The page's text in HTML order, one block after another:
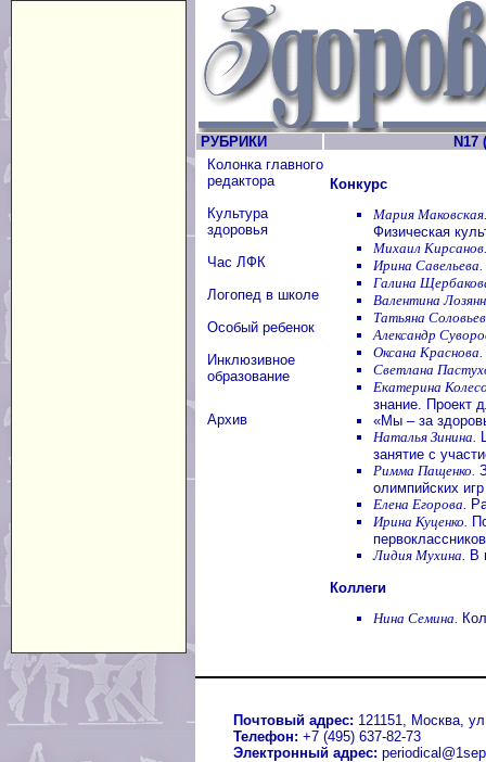
РУБРИКИ
N17
Колонка главного
редактора
Культура
здоровья
Час ЛФК
Логопед в школе
Особый ребенок
Инклюзивное
образование
Архив
Конкурс
Мария Маковская.
Физическая
Михаил Кирсанов.
Ирина Савельева.
Галина
Валентина
Татьяна
Александр
Оксана Краснова.
Светлана
Екатерина
знание. Проект
«Мы – за
Наталья Зинина.
занятие с
Римма Пащенко.
олимпийских
Елена Егорова.
Ирина Куценко.
первоклассников
Лидия Мухина. В
Коллеги
Нина Семина.
Почтовый адрес: 121151, Москва,
Телефон: +7 (495) 637-82-73
Электронный адрес: